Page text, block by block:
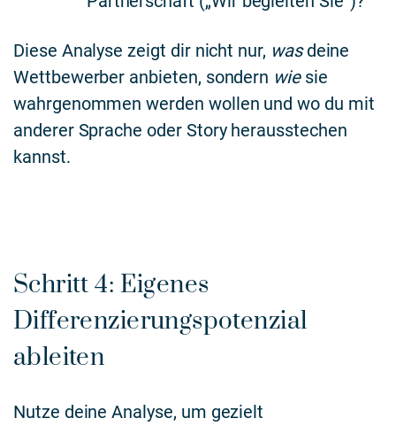
Diese Analyse zeigt dir nicht nur, wasdeine
Wettbewerber anbieten, sondern wiesie
wahrgenommen werden wollen und wo du mit
anderer Sprache oder Story herausstechen
kannst.
Schritt 4: Eigenes
Differenzierungspotenzial
ableiten
Nutze deine Analyse, um gezielt